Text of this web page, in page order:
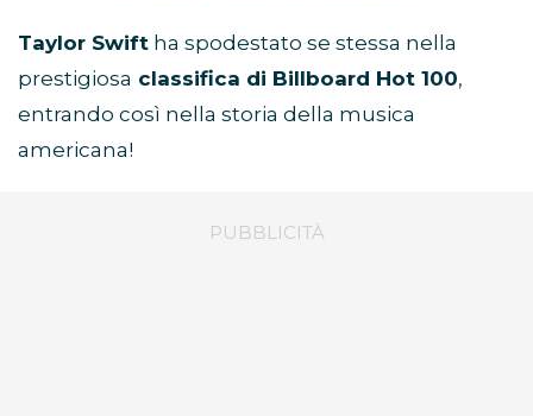
Taylor Swift ha spodestato se stessa nella
prestigiosa classifica di Billboard Hot 100,
entrando così nella storia della musica
americana!